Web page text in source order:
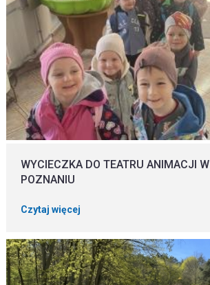
WYCIECZKA DO TEATRU ANIMACJI W
POZNANIU
Czytaj więcej